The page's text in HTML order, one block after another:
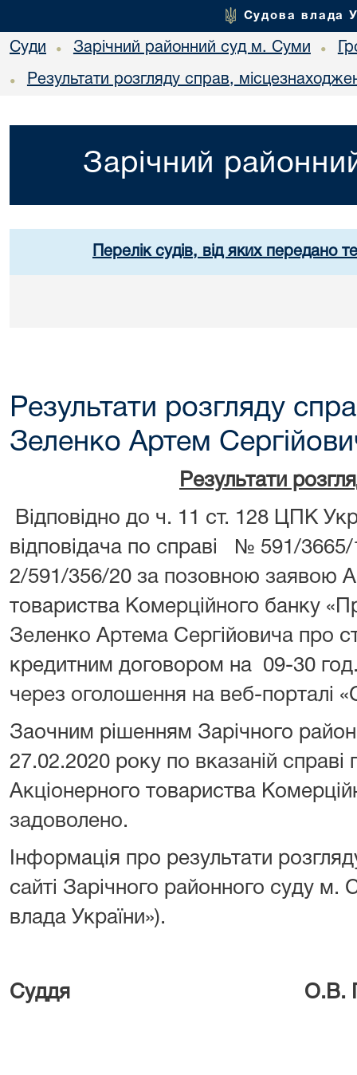
Судова влада
Суди • Зарічний районний суд м. Суми •
• Результати розгляду справ,
Зарічний
Перелік судів, від яких передано
Результати розгляду
Зеленко Артем
Результати
Відповідно до ч. 11 ст. 128 ЦПК
відповідача по справі № 591/
2/591/356/20 за позовною заявою
товариства Комерційного банку
Зеленко Артема Сергійовича про
кредитним договором на 09-30
через оголошення на веб-порталі
Заочним рішенням Зарічного
27.02.2020 року по вказаній справі
Акціонерного товариства
задоволено.
Інформація про результати
сайті Зарічного районного суду
влада України»).
Суддя О.В.